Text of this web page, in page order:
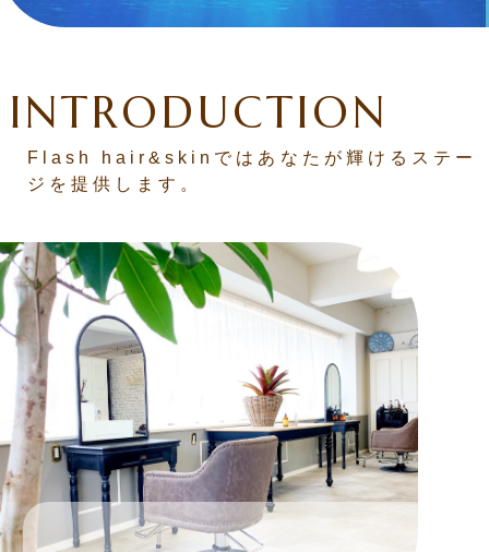
INTRODUCTION
Flash hair&skinではあなたが輝けるステー
ジを提供します。